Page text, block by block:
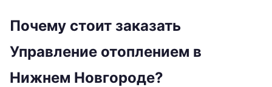
Почему стоит заказать
Управление отоплением в
Нижнем Новгороде?